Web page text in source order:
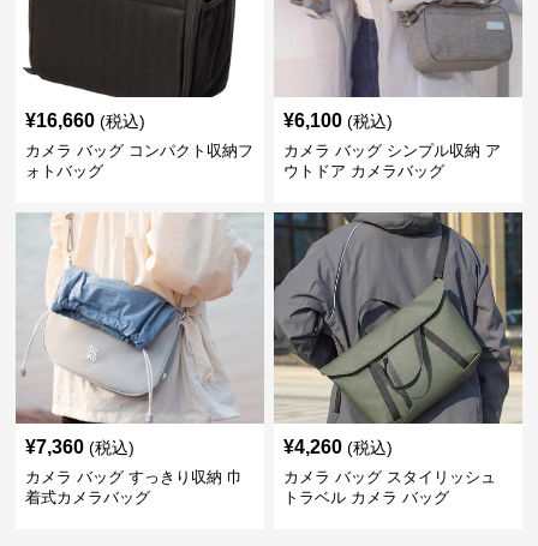
¥16,660 (税込)
カメラ バッグ コンパクト収納フ
ォトバッグ
¥6,100 (税込)
カメラ バッグ シンプル収納 ア
ウトドア カメラバッグ
¥7,360 (税込)
カメラ バッグ すっきり収納 巾
着式カメラバッグ
¥4,260 (税込)
カメラ バッグ スタイリッシュ
トラベル カメラ バッグ